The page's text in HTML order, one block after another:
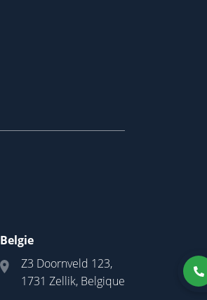
Belgie
Z3 Doornveld 123,
1731 Zellik, Belgique